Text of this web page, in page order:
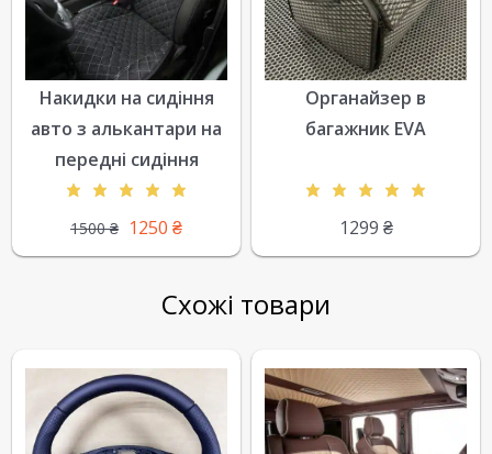
Накидки на сидіння
авто з алькантари на
передні сидіння
1500₴ 1250 ₴
Органайзер в
багажник EVA
1299 ₴
Схожі товари